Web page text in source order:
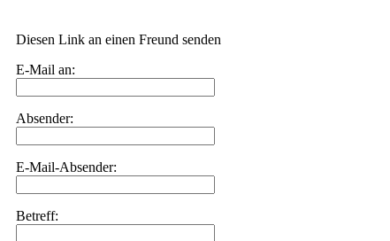
Diesen Link an einen Freund senden
E-Mail an:
Absender:
E-Mail-Absender:
Betreff: